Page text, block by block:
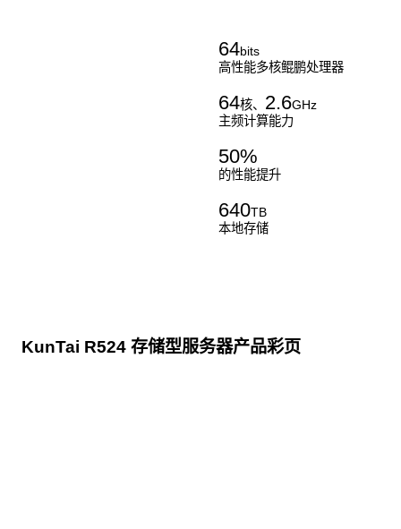
64bits
高性能多核鲲鹏处理器
64核、 2.6GHz
主频计算能力
50%
的性能提升
640TB
本地存储
KunTai R524 存储型服务器产品彩页